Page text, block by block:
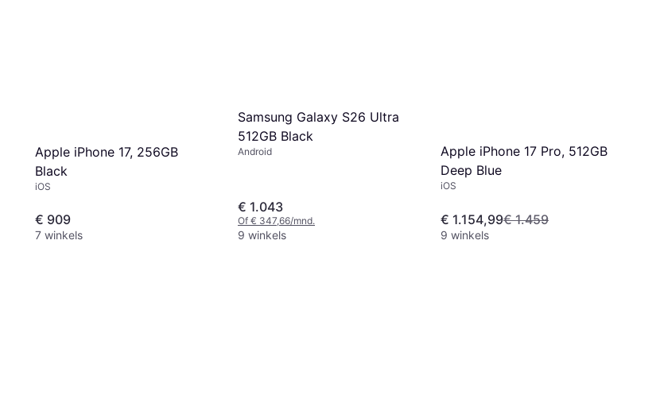
Apple iPhone 17, 256GB
Black
iOS
€ 909
7 winkels
Samsung Galaxy S26 Ultra
512GB Black
Android
€ 1.043
Of € 347,66/mnd.
9 winkels
Apple iPhone 17 Pro, 512GB
Deep Blue
iOS
€ 1.154,99€ 1.459
9 winkels